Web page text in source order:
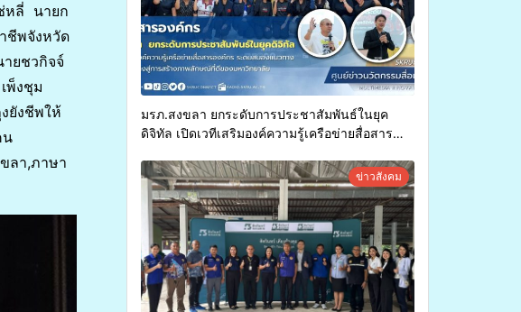
หลี่ นายก
ชีพจังหวัด
ยชวกิจจ์
พ็งชุม
ยังชีพให้
น
ลา,ภาษา
มรภ.สงขลา ยกระดับการประชาสัมพันธ์ในยุค
ดิจิทัล เปิดเวทีเสริมองค์ความรู้เครือข่ายสื่อสาร
การสร้างภาพลักษณ์ที่ดีของมหาวิทยาลัยข่าวสังคม